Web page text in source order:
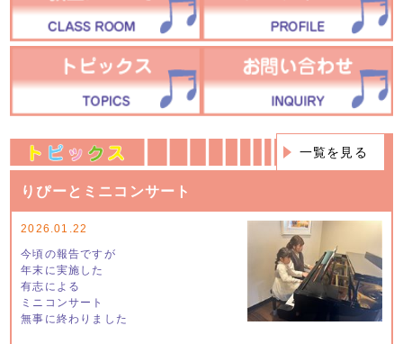
一覧を見る
りぴーとミニコンサート
2026.01.22
今頃の報告ですが
年末に実施した
有志による
ミニコンサート
無事に終わりました